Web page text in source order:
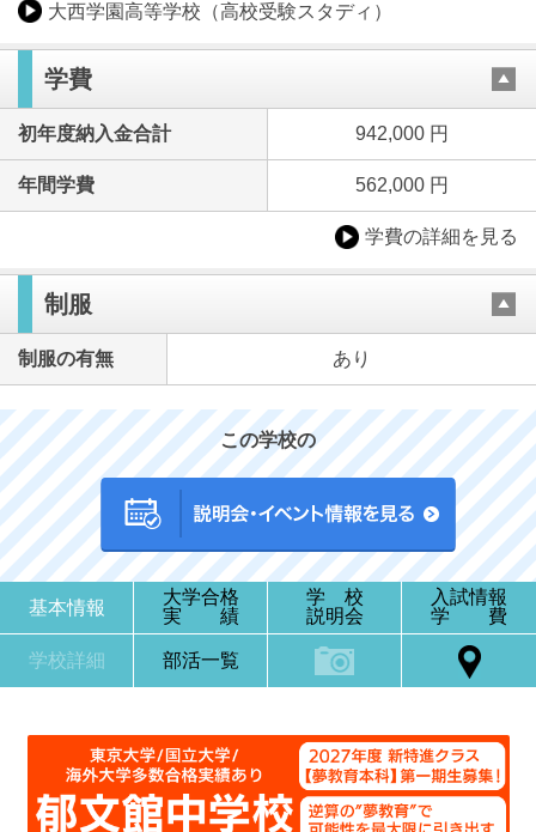
大西学園高等学校（高校受験スタディ）
学費
初年度納入金合計 942,000 円
年間学費 562,000 円
学費の詳細を見る
制服
制服の有無 あり
この学校の
基本情報
大学合格
実 績
学 校
説明会
入試情報
学 費
学校詳細 部活一覧